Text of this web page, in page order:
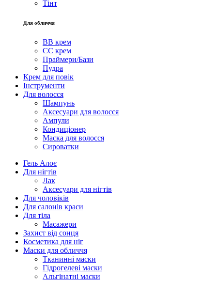
Тінт
Для обличчя
BB крем
CC крем
Праймери/Бази
Пудра
Крем для повік
Інструменти
Для волосся
Шампунь
Аксесуари для волосся
Ампули
Кондиціонер
Маска для волосся
Сироватки
Гель Алоє
Для нігтів
Лак
Аксесуари для нігтів
Для чоловіків
Для салонів краси
Для тіла
Масажери
Захист від сонця
Косметика для ніг
Маски для обличчя
Тканинні маски
Гідрогелеві маски
Альгінатні маски